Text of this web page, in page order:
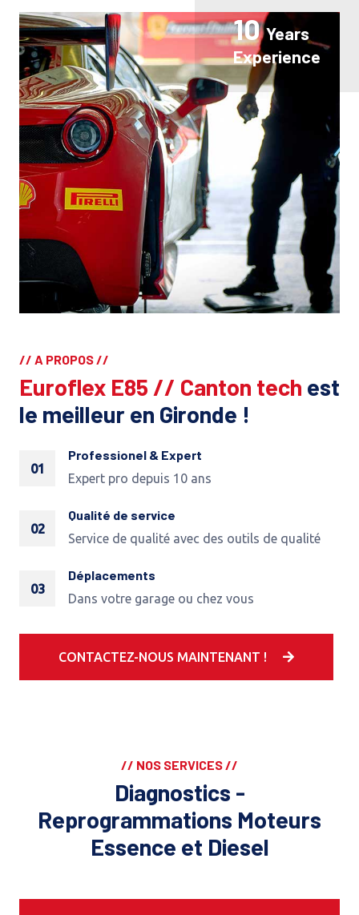
10Years
Experience
// A PROPOS //
Euroflex E85 // Canton tech est
le meilleur en Gironde !
01
Professionel & Expert
Expert pro depuis 10 ans
02
Qualité de service
Service de qualité avec des outils de qualité
03
Déplacements
Dans votre garage ou chez vous
CONTACTEZ-NOUS MAINTENANT !
// NOS SERVICES //
Diagnostics -
Reprogrammations Moteurs
Essence et Diesel